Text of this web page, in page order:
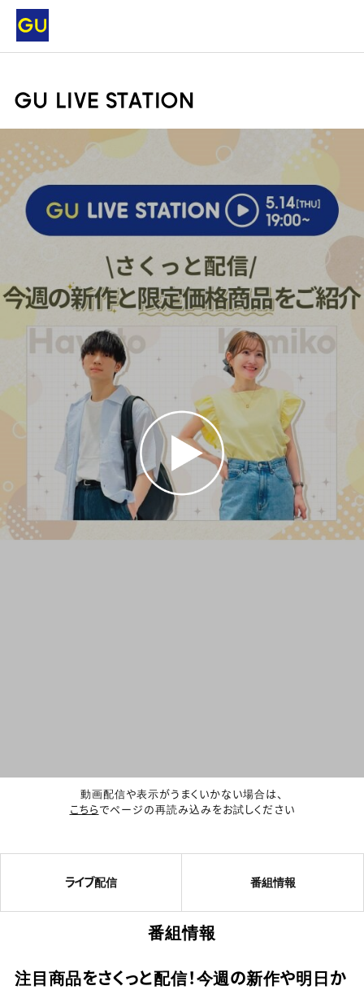
GU LIVE STATION
動画配信や表示がうまくいかない場合は、
こちらでページの再読み込みをお試しください
ライブ配信 番組情報
番組情報
注目商品をさくっと配信！今週の新作や明日か